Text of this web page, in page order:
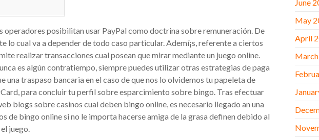
operadores posibilitan usar PayPal como doctrina sobre remuneración. De
lo cual va a depender de todo caso particular. Ademí¡s, referente a ciertos
realizar transacciones cual posean que mirar mediante un juego online.
es algún contratiempo, siempre puedes utilizar otras estrategias de paga
una traspaso bancaria en el caso de que nos lo olvidemos tu papeleta de
para concluir tu perfil sobre esparcimiento sobre bingo. Tras efectuar
blogs sobre casinos cual deben bingo online, es necesario llegado an una
de bingo online si no le importa hacerse amiga de la grasa definen debido al
juego.
June
May
April